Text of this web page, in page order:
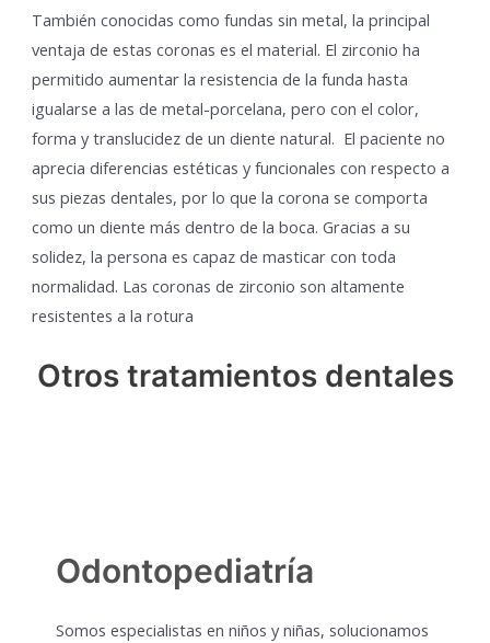
También conocidas como fundas sin metal, la principal
ventaja de estas coronas es el material. El zirconio ha
permitido aumentar la resistencia de la funda hasta
igualarse a las de metal-porcelana, pero con el color,
forma y translucidez de un diente natural. El paciente no
aprecia diferencias estéticas y funcionales con respecto a
sus piezas dentales, por lo que la corona se comporta
como un diente más dentro de la boca. Gracias a su
solidez, la persona es capaz de masticar con toda
normalidad. Las coronas de zirconio son altamente
resistentes a la rotura
Otros tratamientos dentales
Odontopediatría
Somos especialistas en niños y niñas, solucionamos